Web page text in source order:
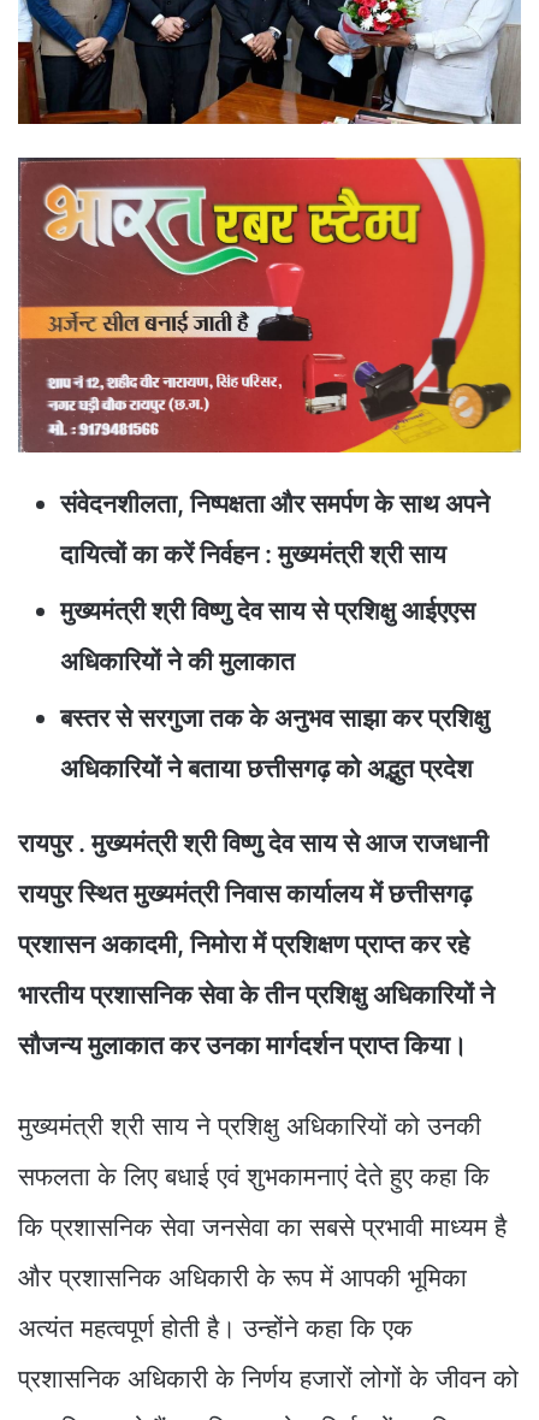
संवेदनशीलता, निष्पक्षता और समर्पण के साथ अपने
दायित्वों का करें निर्वहन : मुख्यमंत्री श्री साय
मुख्यमंत्री श्री विष्णु देव साय से प्रशिक्षु आईएएस
अधिकारियों ने की मुलाकात
बस्तर से सरगुजा तक के अनुभव साझा कर प्रशिक्षु
अधिकारियों ने बताया छत्तीसगढ़ को अद्भुत प्रदेश
रायपुर . मुख्यमंत्री श्री विष्णु देव साय से आज राजधानी
रायपुर स्थित मुख्यमंत्री निवास कार्यालय में छत्तीसगढ़
प्रशासन अकादमी, निमोरा में प्रशिक्षण प्राप्त कर रहे
भारतीय प्रशासनिक सेवा के तीन प्रशिक्षु अधिकारियों ने
सौजन्य मुलाकात कर उनका मार्गदर्शन प्राप्त किया।
मुख्यमंत्री श्री साय ने प्रशिक्षु अधिकारियों को उनकी
सफलता के लिए बधाई एवं शुभकामनाएं देते हुए कहा कि
कि प्रशासनिक सेवा जनसेवा का सबसे प्रभावी माध्यम है
और प्रशासनिक अधिकारी के रूप में आपकी भूमिका
अत्यंत महत्वपूर्ण होती है। उन्होंने कहा कि एक
प्रशासनिक अधिकारी के निर्णय हजारों लोगों के जीवन को